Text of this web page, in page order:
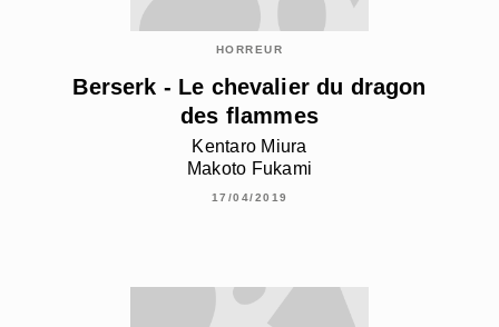
HORREUR
Berserk - Le chevalier du dragon
des flammes
Kentaro Miura
Makoto Fukami
17/04/2019